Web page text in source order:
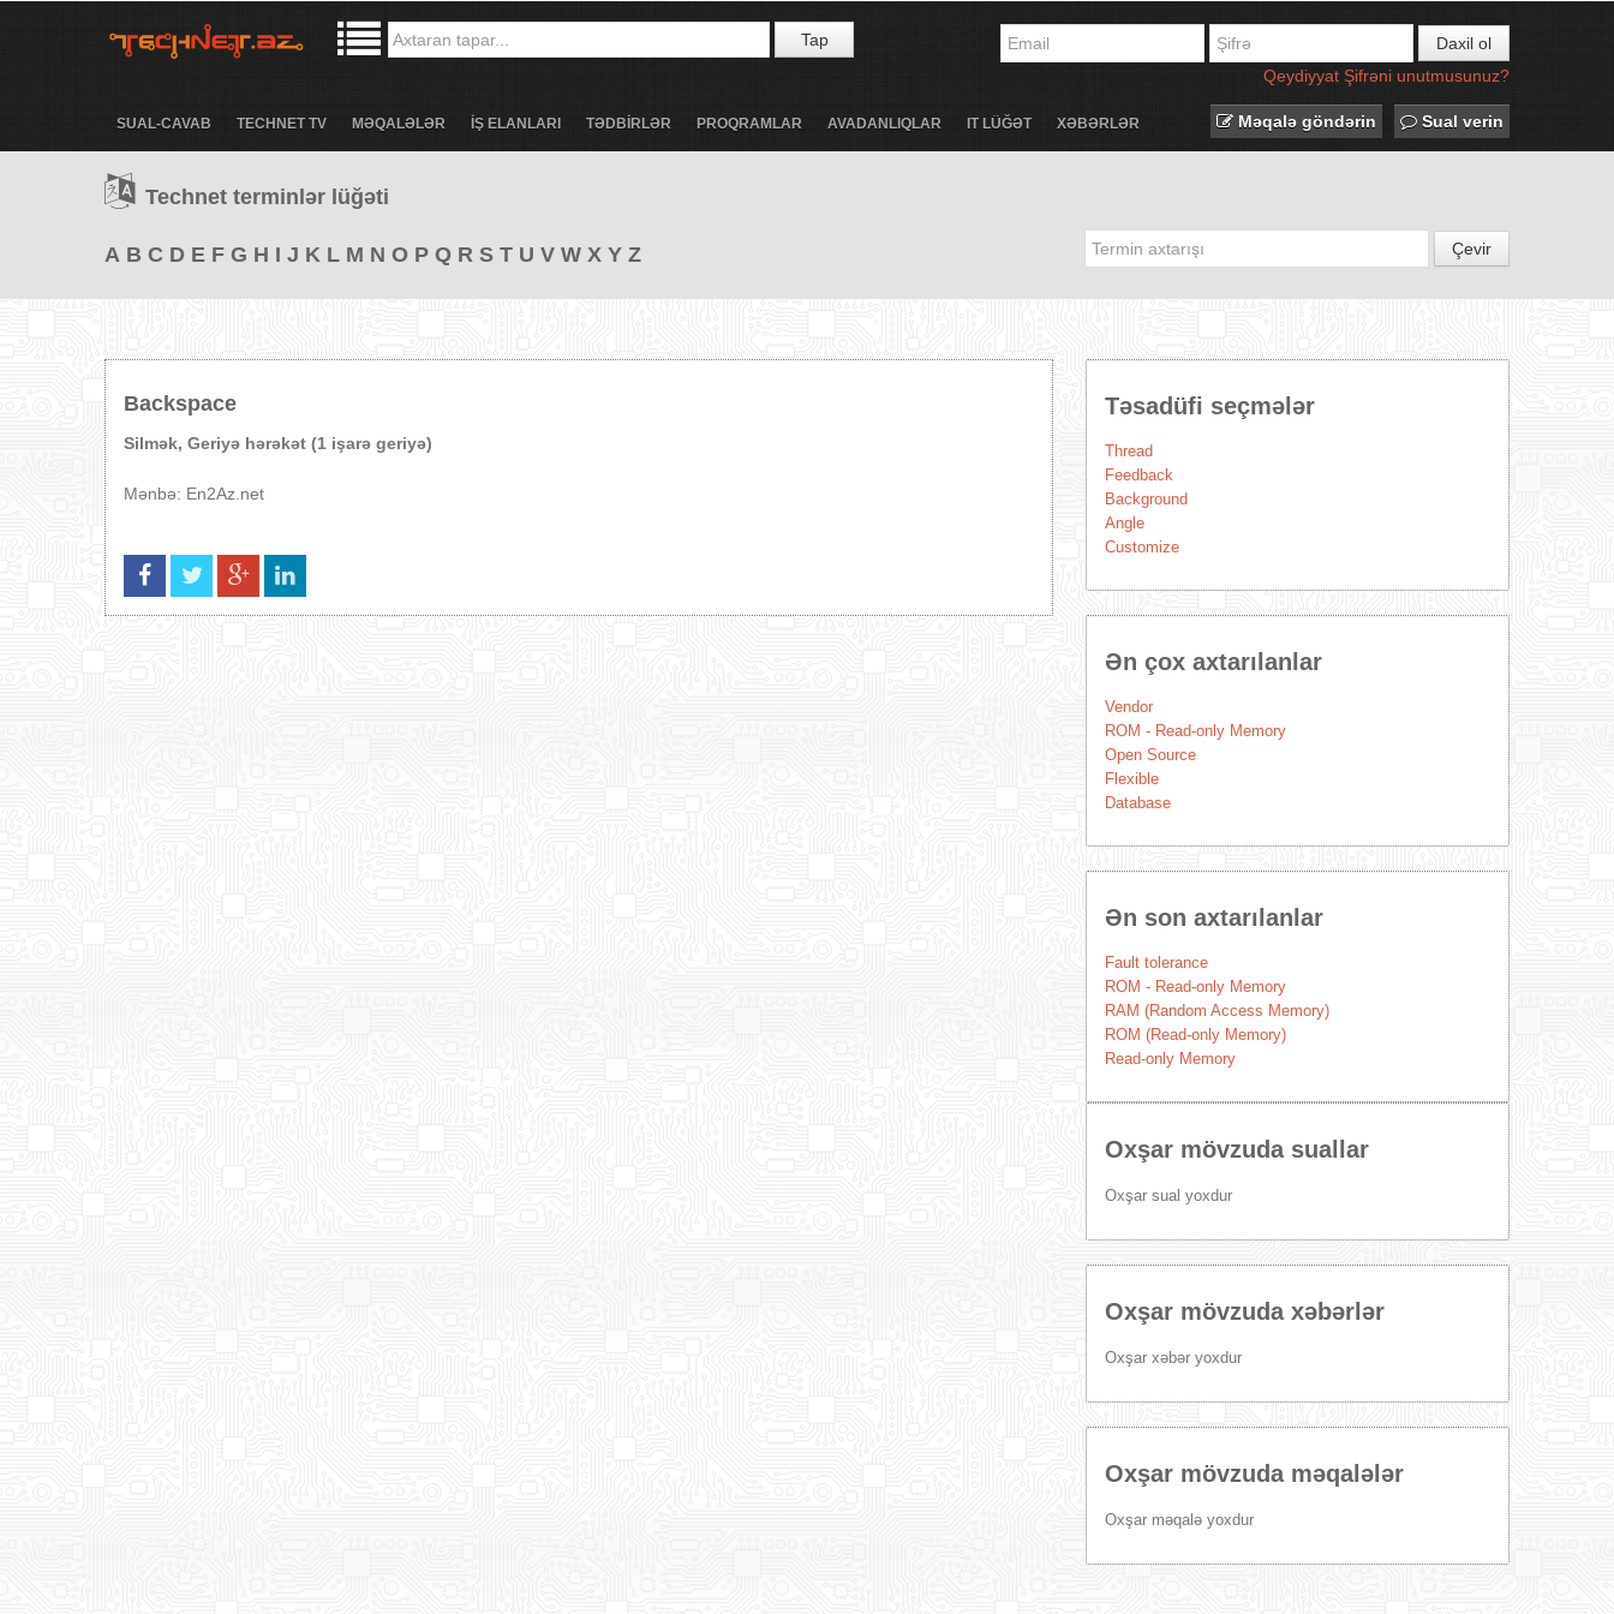
Tap
Daxil ol
Qeydiyyat Şifrəni unutmusunuz?
SUAL-CAVAB TECHNET TV MƏQALƏLƏR İŞ ELANLARI TƏDBİRLƏR PROQRAMLAR AVADANLIQLAR IT LÜĞƏT XƏBƏRLƏR Məqalə göndərin Sual verin
Technet terminlər lüğəti
A B C D E F G H I J K L M N O P Q R S T U V W X Y Z Çevir
Backspace
Silmək, Geriyə hərəkət (1 işarə geriyə)
Mənbə: En2Az.net
Təsadüfi seçmələr
Thread
Feedback
Background
Angle
Customize
Ən çox axtarılanlar
Vendor
ROM - Read-only Memory
Open Source
Flexible
Database
Ən son axtarılanlar
Fault tolerance
ROM - Read-only Memory
RAM (Random Access Memory)
ROM (Read-only Memory)
Read-only Memory
Oxşar mövzuda suallar
Oxşar sual yoxdur
Oxşar mövzuda xəbərlər
Oxşar xəbər yoxdur
Oxşar mövzuda məqalələr
Oxşar məqalə yoxdur